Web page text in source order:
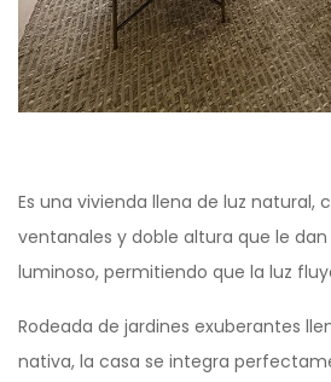
Es una vivienda llena de luz natural,
ventanales y doble altura que le
luminoso, permitiendo que la luz
Rodeada de jardines exuberantes
nativa, la casa se integra